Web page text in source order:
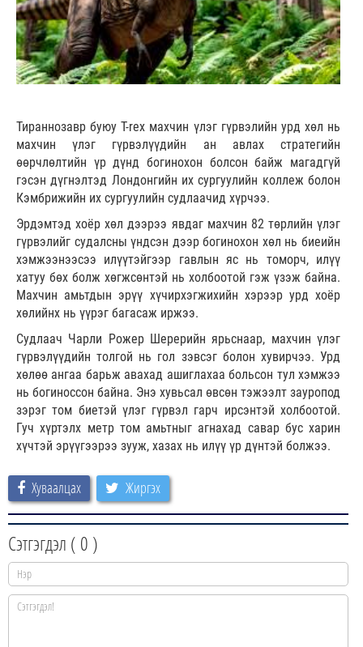
Тираннозавр буюу T-rex махчин үлэг гүрвэлийн урд хөл нь
махчин үлэг гүрвэлүүдийн ан авлах стратегийн
өөрчлөлтийн үр дүнд богинохон болсон байж магадгүй
гэсэн дүгнэлтэд Лондонгийн их сургуулийн коллеж болон
Кэмбрижийн их сургуулийн судлаачид хүрчээ.
Эрдэмтэд хоёр хөл дээрээ явдаг махчин 82 төрлийн үлэг
гүрвэлийг судалсны үндсэн дээр богинохон хөл нь биеийн
хэмжээнээсээ илүүтэйгээр гавлын яс нь томорч, илүү
хатуу бөх болж хөгжсөнтэй нь холбоотой гэж үзэж байна.
Махчин амьтдын эрүү хүчирхэгжихийн хэрээр урд хоёр
хөлийнх нь үүрэг багасаж иржээ.
Судлаач Чарли Рожер Шерерийн ярьснаар, махчин үлэг
гүрвэлүүдийн толгой нь гол зэвсэг болон хувирчээ. Урд
хөлөө ангаа барьж авахад ашиглахаа больсон тул хэмжээ
нь богиноссон байна. Энэ хувьсал өвсөн тэжээлт зауропод
зэрэг том биетэй үлэг гүрвэл гарч ирсэнтэй холбоотой.
Гуч хүртэлх метр том амьтныг агнахад савар бус харин
хүчтэй эрүүгээрээ зууж, хазах нь илүү үр дүнтэй болжээ.
Хуваалцах Жиргэх
Сэтгэгдэл ( 0 )